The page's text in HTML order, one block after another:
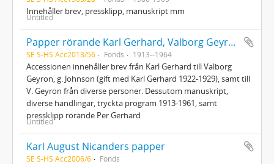
Innehåller brev, pressklipp, manuskript mm
Untitled
Papper rörande Karl Gerhard, Valborg Geyron och Per Gerhard
SE S-HS Acc2013/56 Fonds 1913--1964
Accessionen innehåller brev från Karl Gerhard till Valborg
Geyron, g. Johnson (gift med Karl Gerhard 1922-1929), samt till
V. Geyron från diverse personer. Dessutom manuskript,
diverse handlingar, tryckta program 1913-1961, samt
pressklipp rörande Per Gerhard
Untitled
Karl August Nicanders papper
SE S-HS Acc2006/6 Fonds